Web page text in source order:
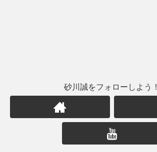
砂川誠をフォローしよう！